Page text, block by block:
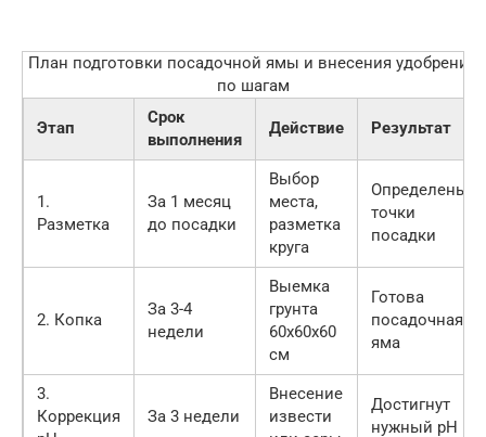
План подготовки посадочной ямы и внесения удобрений
по шагам
Этап
Срок
выполнения
Действие Результат
1.
Разметка
За 1 месяц
до посадки
Выбор
места,
разметка
круга
Определены
точки
посадки
2. Копка
За 3-4
недели
Выемка
грунта
60х60х60
см
Готова
посадочная
яма
3.
Коррекция
За 3 недели
Внесение
извести
Достигнут
нужный pH